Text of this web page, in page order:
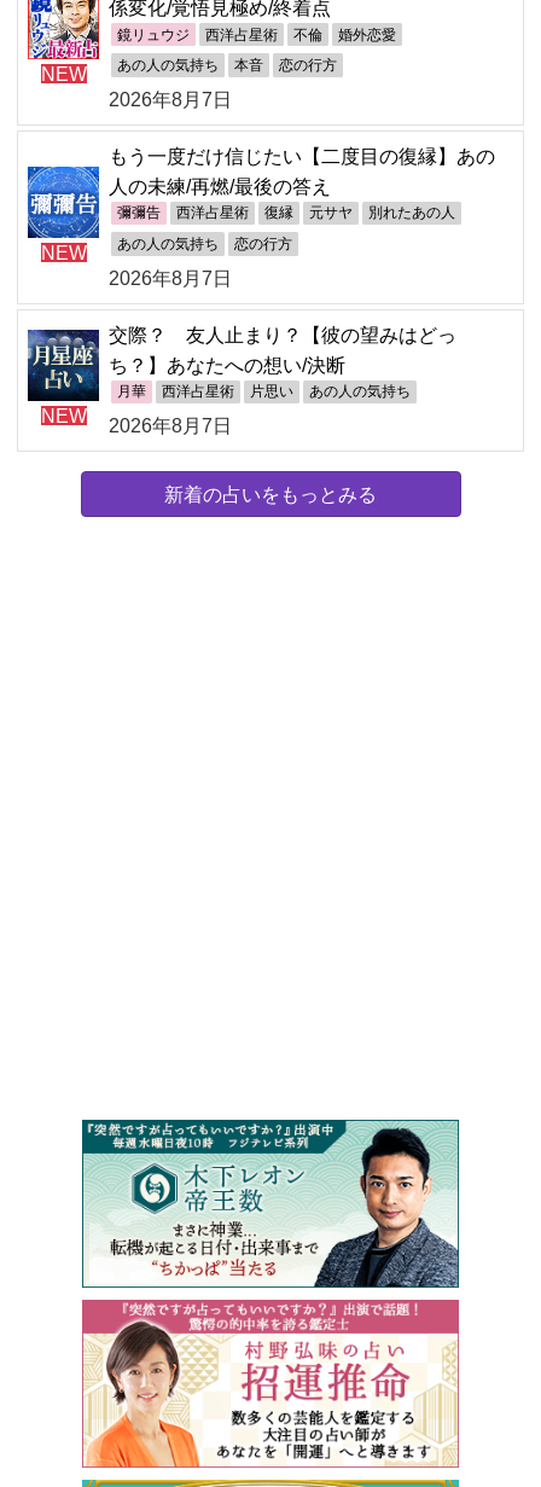
NEW
係変化/覚悟見極め/終着点
鏡リュウジ 西洋占星術 不倫 婚外恋愛
あの人の気持ち 本音 恋の行方
2026年8月7日
NEW
もう一度だけ信じたい【二度目の復縁】あの
人の未練/再燃/最後の答え
彌彌告 西洋占星術 復縁 元サヤ 別れたあの人
あの人の気持ち 恋の行方
2026年8月7日
NEW
交際？ 友人止まり？【彼の望みはどっ
ち？】あなたへの想い/決断
月華 西洋占星術 片思い あの人の気持ち
2026年8月7日
新着の占いをもっとみる